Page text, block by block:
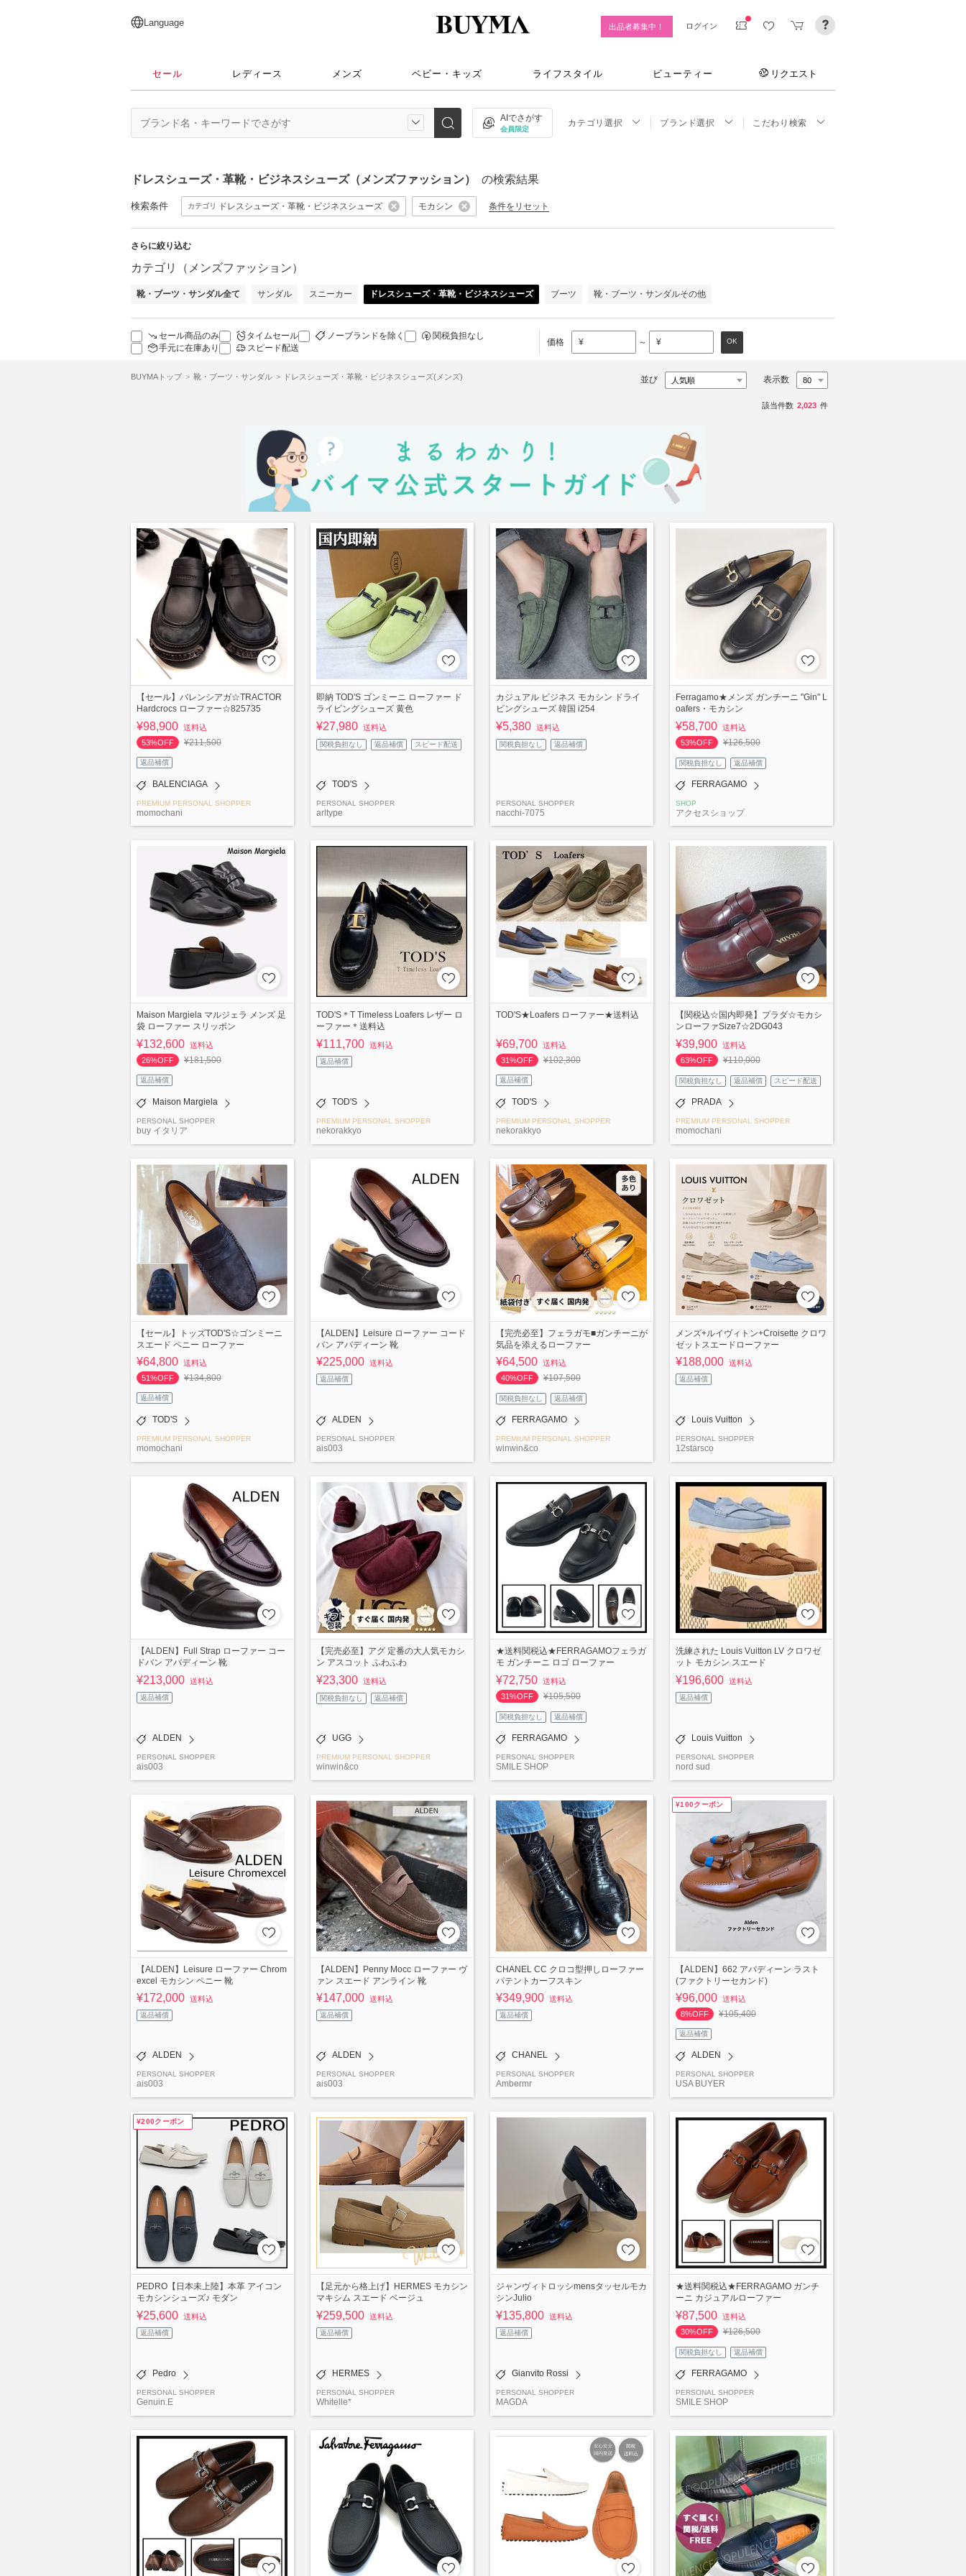
日本語
English
简体中文
繁體中文
Language 出品者募集中！ ログイン
セール レディース メンズ ベビー・キッズ ライフスタイル ビューティー リクエスト
AIでさがす
会員限定
カテゴリ選択 ブランド選択 こだわり検索
ドレスシューズ・革靴・ビジネスシューズ（メンズファッション） の検索結果
検索条件 カテゴリ ドレスシューズ・革靴・ビジネスシューズ モカシン 条件をリセット
さらに絞り込む
カテゴリ（メンズファッション）
靴・ブーツ・サンダル全て サンダル スニーカー ドレスシューズ・革靴・ビジネスシューズ ブーツ 靴・ブーツ・サンダルその他
セール商品のみ タイムセール ノーブランドを除く
関税負担なし
手元に在庫あり
スピード配送
価格 ¥ ～ ¥ OK
BUYMAトップ 靴・ブーツ・サンダル ドレスシューズ・革靴・ビジネスシューズ(メンズ) 並び 表示数
該当件数 2,023 件
【セール】バレンシアガ☆TRACTOR
Hardcrocs ローファー☆825735
¥98,900 送料込
53%OFF
¥211,500
返品補償
BALENCIAGA
PREMIUM PERSONAL SHOPPER
momochani
即納 TOD'S ゴンミーニ ローファー ド
ライビングシューズ 黄色
¥27,980 送料込
関税負担なし 返品補償 スピード配送
TOD'S
PERSONAL SHOPPER
arltype
カジュアル ビジネス モカシン ドライ
ビングシューズ 韓国 i254
¥5,380 送料込
関税負担なし 返品補償
PERSONAL SHOPPER
nacchi-7075
Ferragamo★メンズ ガンチーニ "Gin" L
oafers・モカシン
¥58,700 送料込
53%OFF
¥126,500
関税負担なし 返品補償
FERRAGAMO
SHOP
アクセスショップ
Maison Margiela マルジェラ メンズ 足
袋 ローファー スリッポン
¥132,600 送料込
26%OFF
¥181,500
返品補償
Maison Margiela
PERSONAL SHOPPER
buy イタリア
TOD'S＊T Timeless Loafers レザー ロ
ーファー＊送料込
¥111,700 送料込
返品補償
TOD'S
PREMIUM PERSONAL SHOPPER
nekorakkyo
TOD'S★Loafers ローファー★送料込
¥69,700 送料込
31%OFF
¥102,300
返品補償
TOD'S
PREMIUM PERSONAL SHOPPER
nekorakkyo
【関税込☆国内即発】プラダ☆モカシ
ンローファSize7☆2DG043
¥39,900 送料込
63%OFF
¥110,000
関税負担なし 返品補償 スピード配送
PRADA
PREMIUM PERSONAL SHOPPER
momochani
【セール】トッズTOD'S☆ゴンミーニ
スエード ペニー ローファー
¥64,800 送料込
51%OFF
¥134,800
返品補償
TOD'S
PREMIUM PERSONAL SHOPPER
momochani
【ALDEN】Leisure ローファー コード
バン アバディーン 靴
¥225,000 送料込
返品補償
ALDEN
PERSONAL SHOPPER
ais003
【完売必至】フェラガモ■ガンチーニが
気品を添えるローファー
¥64,500 送料込
40%OFF
¥107,500
関税負担なし 返品補償
FERRAGAMO
PREMIUM PERSONAL SHOPPER
winwin&co
メンズ+ルイヴィトン+Croisette クロワ
ゼットスエードローファー
¥188,000 送料込
返品補償
Louis Vuitton
PERSONAL SHOPPER
12starsco
【ALDEN】Full Strap ローファー コー
ドバン アバディーン 靴
¥213,000 送料込
返品補償
ALDEN
PERSONAL SHOPPER
ais003
【完売必至】アグ 定番の大人気モカシ
ン アスコット ふわふわ
¥23,300 送料込
関税負担なし 返品補償
UGG
PREMIUM PERSONAL SHOPPER
winwin&co
★送料関税込★FERRAGAMOフェラガ
モ ガンチーニ ロゴ ローファー
¥72,750 送料込
31%OFF
¥105,500
関税負担なし 返品補償
FERRAGAMO
PERSONAL SHOPPER
SMILE SHOP
洗練された Louis Vuitton LV クロワゼ
ット モカシン スエード
¥196,600 送料込
返品補償
Louis Vuitton
PERSONAL SHOPPER
nord sud
【ALDEN】Leisure ローファー Chrom
excel モカシン ペニー 靴
¥172,000 送料込
返品補償
ALDEN
PERSONAL SHOPPER
ais003
【ALDEN】Penny Mocc ローファー ヴ
ァン スエード アンライン 靴
¥147,000 送料込
返品補償
ALDEN
PERSONAL SHOPPER
ais003
CHANEL CC クロコ型押しローファー
パテントカーフスキン
¥349,900 送料込
返品補償
CHANEL
PERSONAL SHOPPER
Ambermr
¥100クーポン
【ALDEN】662 アバディーン ラスト
(ファクトリーセカンド)
¥96,000 送料込
8%OFF
¥105,400
返品補償
ALDEN
PERSONAL SHOPPER
USA BUYER
¥200クーポン
PEDRO【日本未上陸】本革 アイコン
モカシンシューズ♪ モダン
¥25,600 送料込
返品補償
Pedro
PERSONAL SHOPPER
Genuin.E
【足元から格上げ】HERMES モカシン
マキシム スエード ベージュ
¥259,500 送料込
返品補償
HERMES
PERSONAL SHOPPER
Whitelle*
ジャンヴィトロッシmensタッセルモカ
シンJulio
¥135,800 送料込
返品補償
Gianvito Rossi
PERSONAL SHOPPER
MAGDA
★送料関税込★FERRAGAMO ガンチ
ーニ カジュアルローファー
¥87,500 送料込
30%OFF
¥126,500
関税負担なし 返品補償
FERRAGAMO
PERSONAL SHOPPER
SMILE SHOP